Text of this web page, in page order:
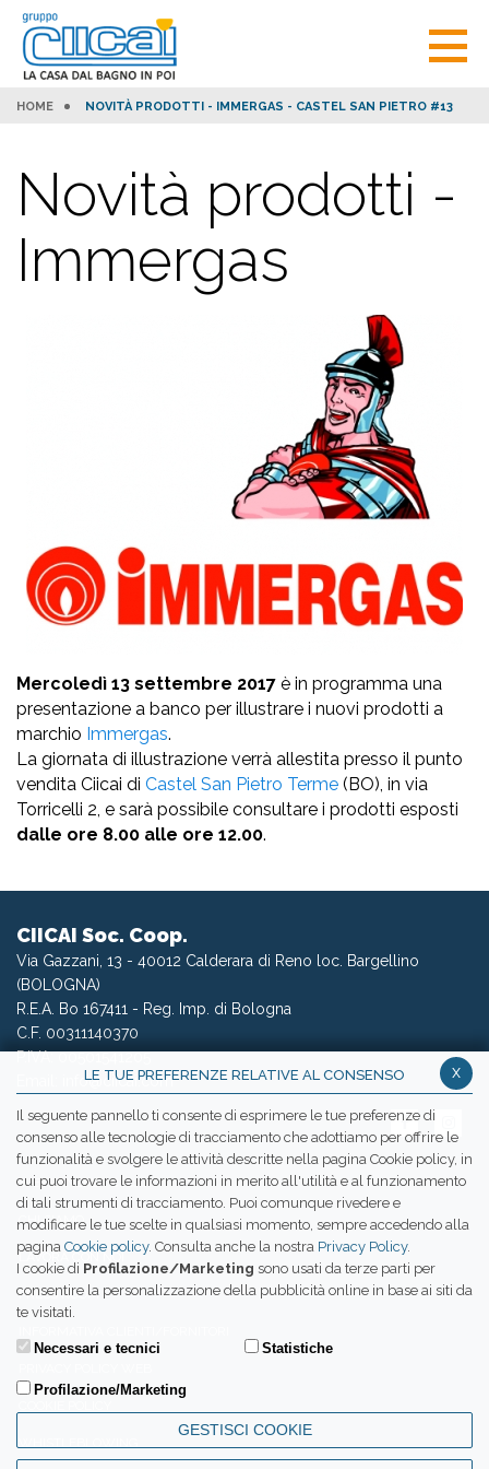
HOME NOVITÀ PRODOTTI - IMMERGAS - CASTEL SAN PIETRO #13
Novità prodotti -
Immergas
Mercoledì 13 settembre 2017 è in programma una
presentazione a banco per illustrare i nuovi prodotti a
marchio Immergas.
La giornata di illustrazione verrà allestita presso il punto
vendita Ciicai di Castel San Pietro Terme (BO), in via
Torricelli 2, e sarà possibile consultare i prodotti esposti
dalle ore 8.00 alle ore 12.00.
CIICAI Soc. Coop.
Via Gazzani, 13 - 40012 Calderara di Reno loc. Bargellino
(BOLOGNA)
R.E.A. Bo 167411 - Reg. Imp. di Bologna
C.F. 00311140370
P.IVA: 00501541205
info@ciicai.com
WETRANSFER CIICAI
CHI SIAMO
LAVORA CON NOI
PRESS ROOM
x
LE TUE PREFERENZE RELATIVE AL CONSENSO
Il seguente pannello ti consente di esprimere le tue preferenze di
consenso alle tecnologie di tracciamento che adottiamo per offrire le
funzionalità e svolgere le attività descritte nella pagina Cookie policy, in
cui puoi trovare le informazioni in merito all'utilità e al funzionamento
di tali strumenti di tracciamento. Puoi comunque rivedere e
modificare le tue scelte in qualsiasi momento, sempre accedendo alla
pagina Cookie policy. Consulta anche la nostra Privacy Policy.
I cookie di Profilazione/Marketing sono usati da terze parti per
consentire la personalizzazione della pubblicità online in base ai siti da
te visitati.
Necessari e tecnici Statistiche
Profilazione/Marketing
GESTISCI COOKIE